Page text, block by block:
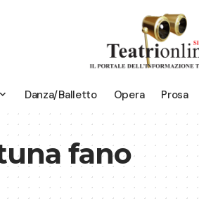
Danza/Balletto Opera Prosa
fano